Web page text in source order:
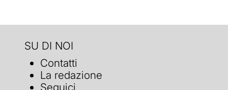
SU DI NOI
Contatti
La redazione
Seguici